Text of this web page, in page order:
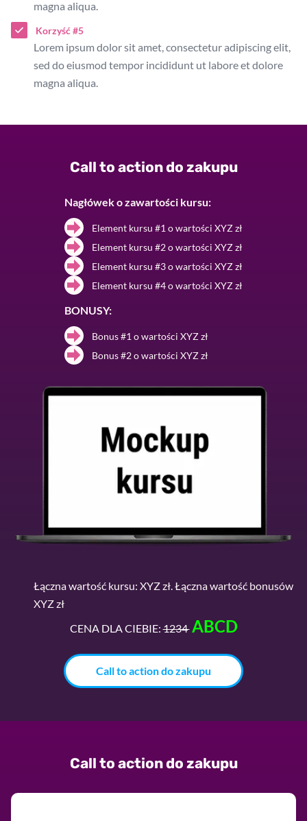
magna aliqua.
Korzyść #5
Lorem ipsum dolor sit amet, consectetur adipiscing elit,
sed do eiusmod tempor incididunt ut labore et dolore
magna aliqua.
Call to action do zakupu
Nagłówek o zawartości kursu:
Element kursu #1 o wartości XYZ zł
Element kursu #2 o wartości XYZ zł
Element kursu #3 o wartości XYZ zł
Element kursu #4 o wartości XYZ zł
BONUSY:
Bonus #1 o wartości XYZ zł
Bonus #2 o wartości XYZ zł
Łączna wartość kursu: XYZ zł. Łączna wartość bonusów
XYZ zł
CENA DLA CIEBIE:1234 ABCD
Call to action do zakupu
Call to action do zakupu